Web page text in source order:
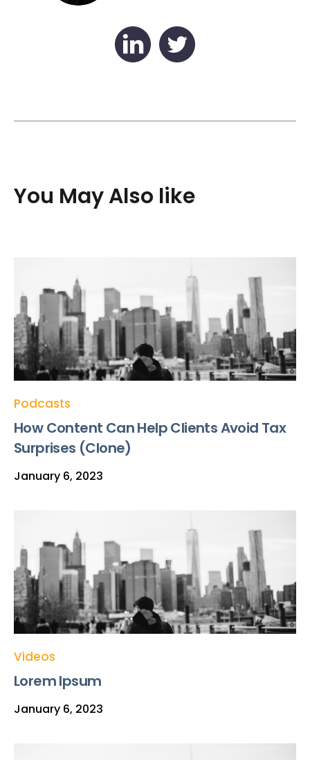
You May Also like
Podcasts
How Content Can Help Clients Avoid Tax
Surprises (Clone)
January 6, 2023
Videos
Lorem Ipsum
January 6, 2023